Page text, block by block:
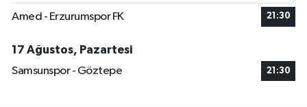
Amed - Erzurumspor FK 21:30
17 Ağustos, Pazartesi
Samsunspor - Göztepe
21:30